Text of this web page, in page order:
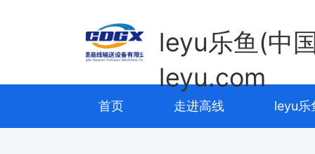
首页 走进高线 leyu
leyu乐鱼(中
leyu.com